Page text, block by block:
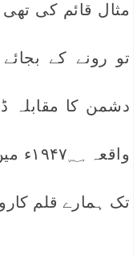
مثال قائم کی
تو رونے کے بجائے
دشمن کا مقابلہ
تک ہمارے قلم